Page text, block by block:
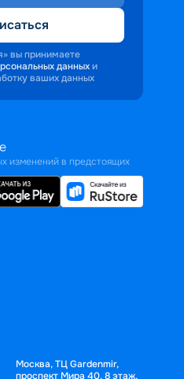
вы принимаете
данных и
ваших данных
изменений в предстоящих
Москва, ТЦ Gardenmir,
проспект Мира 40, 8 этаж,